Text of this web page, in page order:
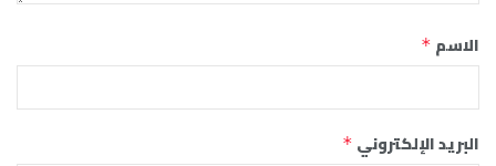
الاسم *
البريد الإلكتروني *